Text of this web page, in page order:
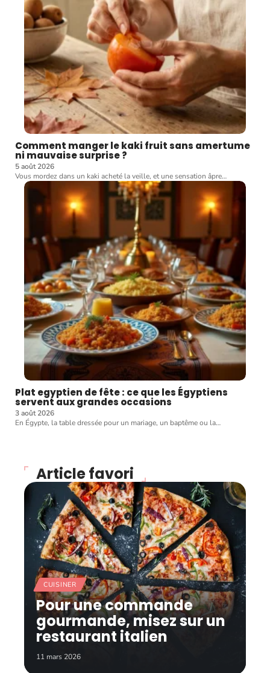
Comment manger le kaki fruit sans amertume
ni mauvaise surprise ?
5 août 2026
Vous mordez dans un kaki acheté la veille, et une sensation âpre…
Plat egyptien de fête : ce que les Égyptiens
servent aux grandes occasions
3 août 2026
En Égypte, la table dressée pour un mariage, un baptême ou la…
Article favori
CUISINER
Pour une commande
gourmande, misez sur un
restaurant italien
11 mars 2026